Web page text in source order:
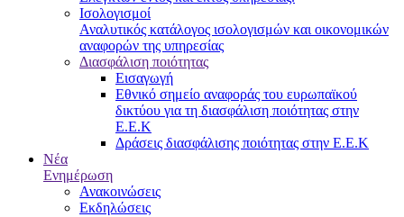
Ισολογισμοί
Αναλυτικός κατάλογος ισολογισμών και οικονομικών
αναφορών της υπηρεσίας
Διασφάλιση ποιότητας
Εισαγωγή
Εθνικό σημείο αναφοράς του ευρωπαϊκού
δικτύου για τη διασφάλιση ποιότητας στην
Ε.Ε.Κ
Δράσεις διασφάλισης ποιότητας στην Ε.Ε.Κ
Νέα
Ενημέρωση
Ανακοινώσεις
Εκδηλώσεις